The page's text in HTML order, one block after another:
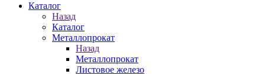
Каталог
Назад
Каталог
Металлопрокат
Назад
Металлопрокат
Листовое железо